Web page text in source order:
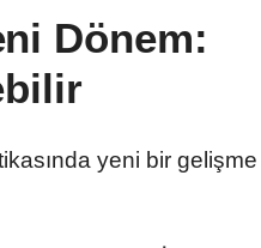
Dönem:
yeni bir gelişme